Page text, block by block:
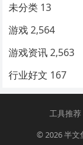
未分类 13
游戏 2,564
游戏资讯 2,563
行业好文 167
工具推荐
© 2026半文